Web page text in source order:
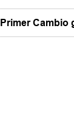
Primer Cambio